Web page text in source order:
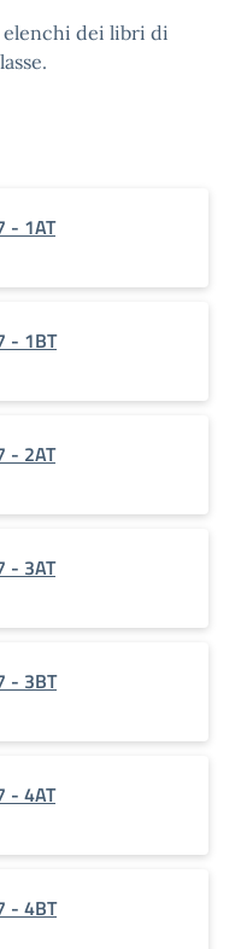
elenchi dei libri di
- 1AT
- 1BT
- 2AT
- 3AT
- 3BT
- 4AT
- 4BT